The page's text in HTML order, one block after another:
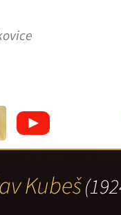
Kubeš